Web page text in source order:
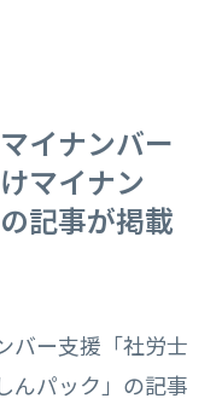
イナンバー
マイナン
記事が掲載
バー支援「社労士
んパック」の記事